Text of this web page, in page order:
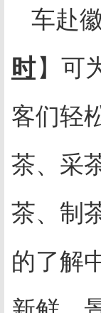
车赴
时】可
客们轻
茶、采
茶、制
的了解